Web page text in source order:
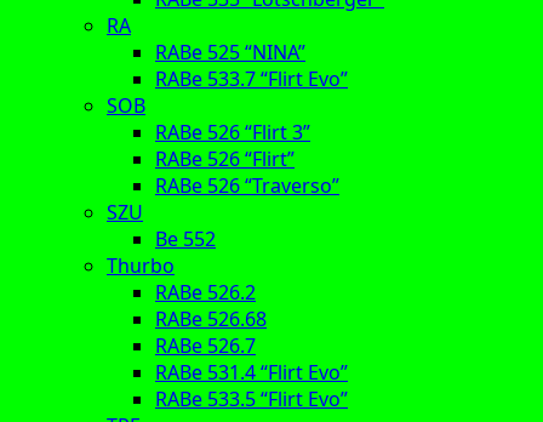
RA
RABe 525 “NINA”
RABe 533.7 “Flirt Evo”
SOB
RABe 526 “Flirt 3”
RABe 526 “Flirt”
RABe 526 “Traverso”
SZU
Be 552
Thurbo
RABe 526.2
RABe 526.68
RABe 526.7
RABe 531.4 “Flirt Evo”
RABe 533.5 “Flirt Evo”